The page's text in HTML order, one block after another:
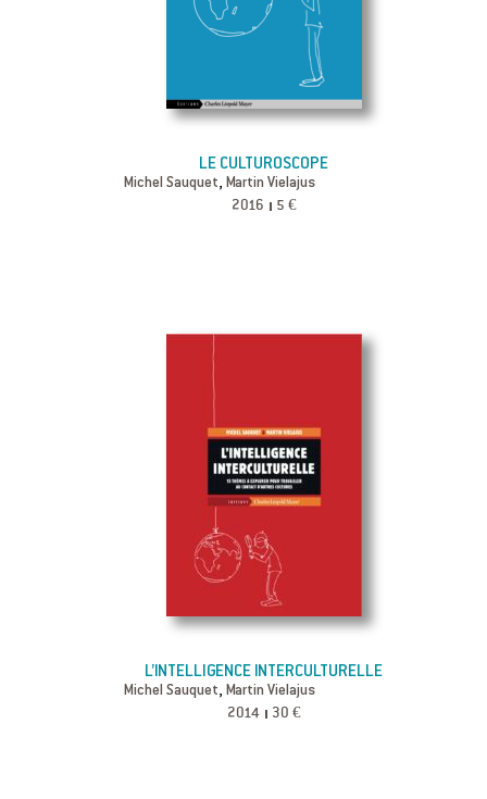
LE CULTUROSCOPE
Michel Sauquet, Martin Vielajus
2016 5 €
L’INTELLIGENCE INTERCULTURELLE
Michel Sauquet, Martin Vielajus
2014 30 €